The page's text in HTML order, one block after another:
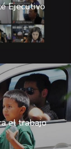
Ejecutivo
el trabajo